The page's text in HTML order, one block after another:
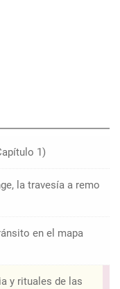
1)
la travesía a remo
en el mapa
y rituales de las